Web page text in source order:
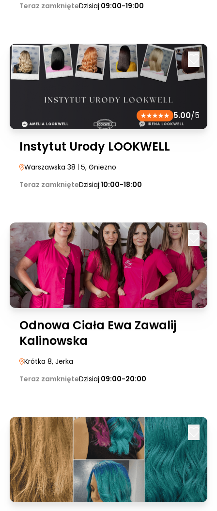
Teraz zamknięteDzisiaj:09:00-19:00
5.00/5
Instytut Urody LOOKWELL
Warszawska 38 | 5, Gniezno
Teraz zamknięteDzisiaj:10:00-18:00
Odnowa Ciała Ewa Zawalij
Kalinowska
Krótka 8, Jerka
Teraz zamknięteDzisiaj:09:00-20:00